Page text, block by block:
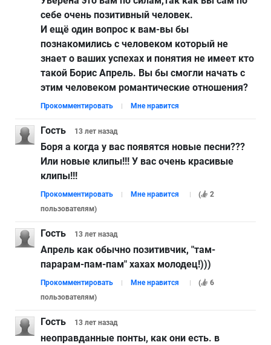
себе очень позитивный человек.
И ещё один вопрос к вам-вы бы
познакомились с человеком который не
знает о ваших успехах и понятия не имеет кто
такой Борис Апрель. Вы бы смогли начать с
этим человеком романтические отношения?
Прокомментировать Мне нравится
Гость 13 лет назад
Боря а когда у вас появятся новые песни???
Или новые клипы!!! У вас очень красивые
клипы!!!
Прокомментировать Мне нравится (
2
пользователям)
Гость 13 лет назад
Апрель как обычно позитивчик, "там-
парарам-пам-пам" хахах молодец!)))
Прокомментировать Мне нравится (
6
пользователям)
Гость 13 лет назад
неоправданные понты, как они есть. в